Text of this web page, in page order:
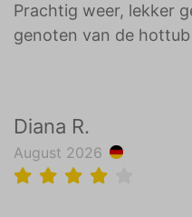
Prachtig weer, lekker
genoten van de
Diana R.
August 2026